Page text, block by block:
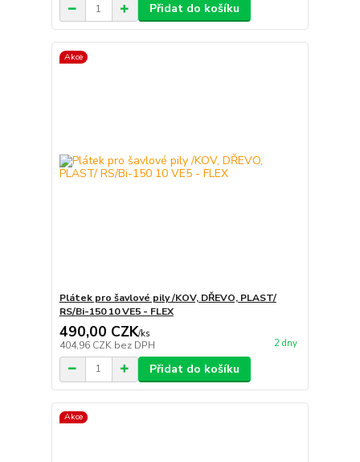
Přidat do košíku
Akce
Plátek pro šavlové pily /KOV, DŘEVO, PLAST/
RS/Bi-150 10 VE5 - FLEX
490,00 CZK/ks
404,96 CZK bez DPH 2 dny
Přidat do košíku
Akce